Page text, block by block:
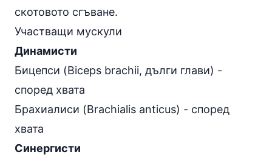
скотовото сгъване.
Участващи мускули
Динамисти
Бицепси (Biceps brachii, дълги глави) -
според хвата
Брахиалиси (Brachialis anticus) - според
хвата
Синергисти